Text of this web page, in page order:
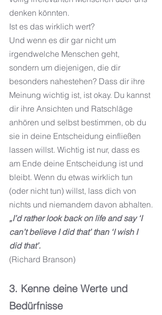
denken könnten.
Ist es das wirklich wert?
Und wenn es dir gar nicht um
irgendwelche Menschen geht,
sondern um diejenigen, die dir
besonders nahestehen? Dass dir ihre
Meinung wichtig ist, ist okay. Du kannst
dir ihre Ansichten und Ratschläge
anhören und selbst bestimmen, ob du
sie in deine Entscheidung einfließen
lassen willst. Wichtig ist nur, dass es
am Ende deine Entscheidung ist und
bleibt. Wenn du etwas wirklich tun
(oder nicht tun) willst, lass dich von
nichts und niemandem davon abhalten.
„I’d rather look back on life and say ‘I
can’t believe I did that’ than ‘I wish I
did that’.
(Richard Branson)
3. Kenne deine Werte und
Bedürfnisse